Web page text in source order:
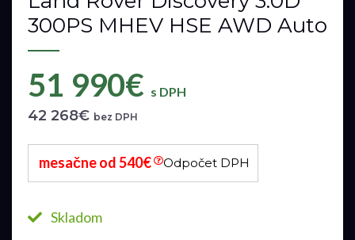
300PS MHEV HSE AWD Auto
51 990€ s DPH
42 268€ bez DPH
mesačne od 540€ Odpočet DPH
Skladom